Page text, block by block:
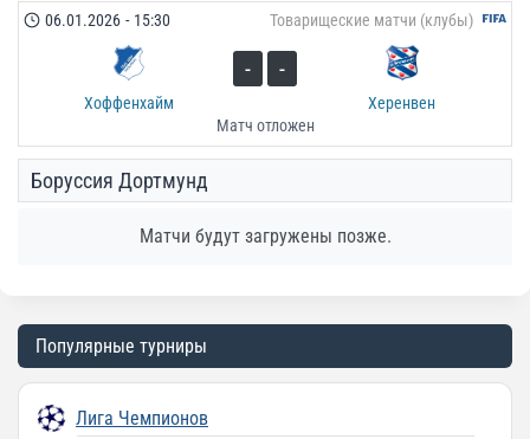
Товарищеские матчи (клубы)
06.01.2026 - 15:30
Хоффенхайм
- -
Херенвен
Матч отложен
Боруссия Дортмунд
Матчи будут загружены позже.
Популярные турниры
Лига Чемпионов